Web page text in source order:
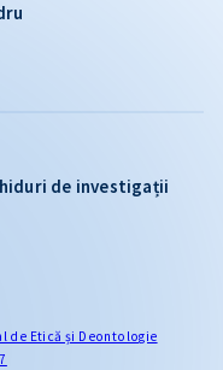
de investigații
de Etică și Deontologie